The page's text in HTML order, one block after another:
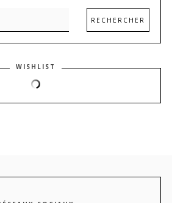
WISHLIST